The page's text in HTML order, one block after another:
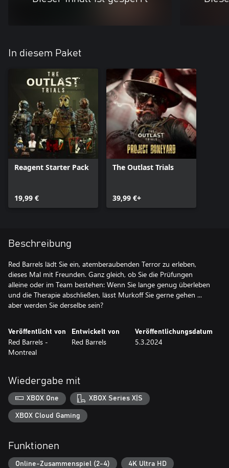
In diesem Paket
Reagent Starter Pack
19,99 €
The Outlast Trials
39,99 €+
Beschreibung
Red Barrels lädt Sie ein, atemberaubenden Terror zu erleben,
dieses Mal mit Freunden. Ganz gleich, ob Sie die Prüfungen
alleine oder im Team bestehen: Wenn Sie lange genug überleben
und die Therapie abschließen, lässt Murkoff Sie gerne gehen ...
aber werden Sie derselbe sein?
Veröffentlicht von
Red Barrels -
Montreal
Entwickelt von
Red Barrels
Veröffentlichungsdatum
5.3.2024
Wiedergabe mit
XBOX One XBOX Series X|S
XBOX Cloud Gaming
Funktionen
Online-Zusammenspiel (2-4) 4K Ultra HD